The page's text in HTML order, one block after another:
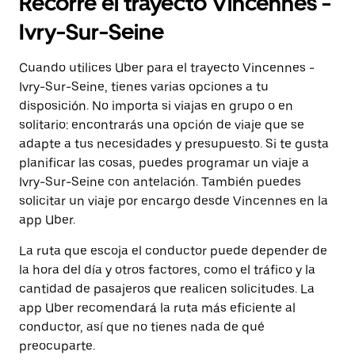
Ivry-Sur-Seine
Cuando utilices Uber para el trayecto Vincennes -
Ivry-Sur-Seine, tienes varias opciones a tu
disposición. No importa si viajas en grupo o en
solitario: encontrarás una opción de viaje que se
adapte a tus necesidades y presupuesto. Si te gusta
planificar las cosas, puedes programar un viaje a
Ivry-Sur-Seine con antelación. También puedes
solicitar un viaje por encargo desde Vincennes en la
app Uber.
La ruta que escoja el conductor puede depender de
la hora del día y otros factores, como el tráfico y la
cantidad de pasajeros que realicen solicitudes. La
app Uber recomendará la ruta más eficiente al
conductor, así que no tienes nada de qué
preocuparte.